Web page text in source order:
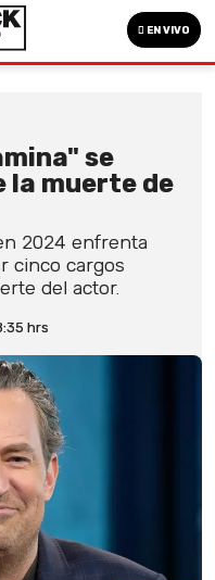
EN VIVO
se
la muerte de
2024 enfrenta
cinco cargos
del actor.
hrs